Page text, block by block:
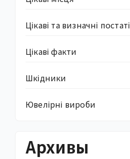
Цікаві та визначні постаті
Цікаві факти
Шкідники
Ювелірні вироби
Архивы